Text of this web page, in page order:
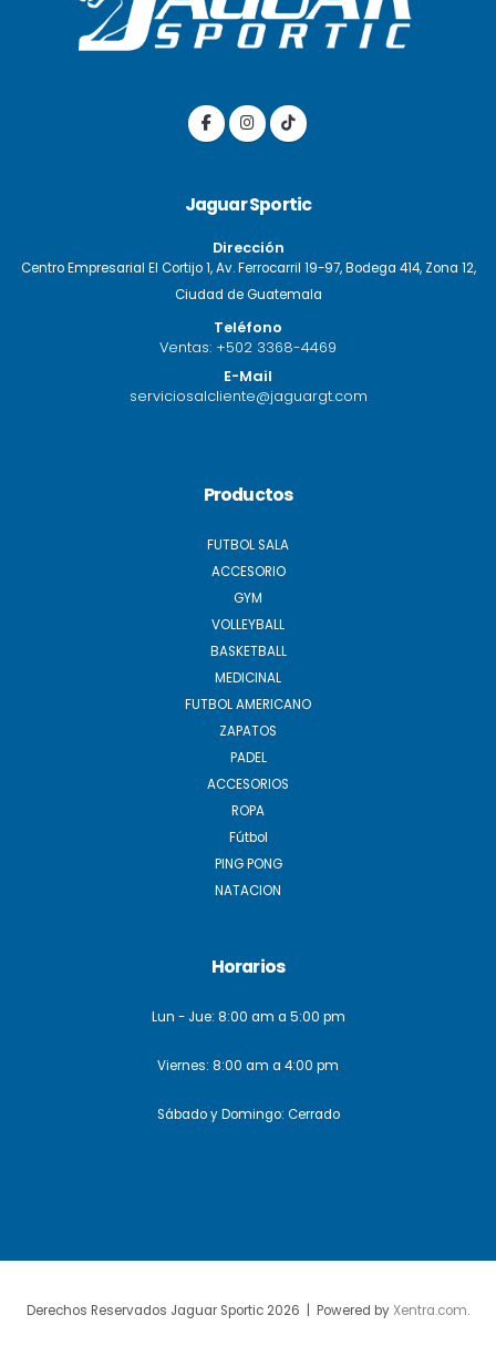
Jaguar Sportic
Dirección
Centro Empresarial El Cortijo 1, Av. Ferrocarril 19-97, Bodega 414, Zona 12,
Ciudad de Guatemala
Teléfono
Ventas: +502 3368-4469
E-Mail
serviciosalcliente@jaguargt.com
Productos
FUTBOL SALA
ACCESORIO
GYM
VOLLEYBALL
BASKETBALL
MEDICINAL
FUTBOL AMERICANO
ZAPATOS
PADEL
ACCESORIOS
ROPA
Fútbol
PING PONG
NATACION
Horarios
Lun - Jue: 8:00 am a 5:00 pm
Viernes: 8:00 am a 4:00 pm
Sábado y Domingo: Cerrado
Derechos Reservados Jaguar Sportic 2026 | Powered byXentra.com.